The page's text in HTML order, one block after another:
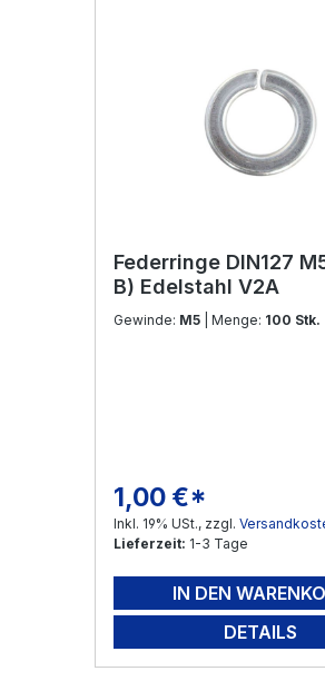
Federringe DIN127
B) Edelstahl V2A
Gewinde: M5 | Menge: 100 Stk.
Regulärer Preis:
1,00 €*
Inkl. 19% USt., zzgl.
Lieferzeit: 1-3 Tage
IN DEN
DETAILS